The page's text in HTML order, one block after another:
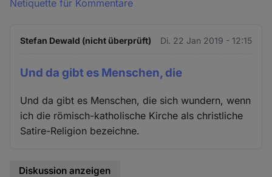
Netiquette für Kommentare
Stefan Dewald (nicht überprüft) Di. 22 Jan 2019 - 12:15
Und da gibt es Menschen, die
Und da gibt es Menschen, die sich wundern, wenn
ich die römisch-katholische Kirche als christliche
Satire-Religion bezeichne.
Diskussion anzeigen